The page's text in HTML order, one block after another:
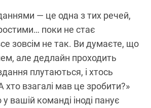
— це одна з тих речей,
поки не стає
зовсім не так. Ви думаєте, що
але дедлайн проходить
плутаються, і хтось
взагалі мав це зробити?»
вашій команді іноді панує